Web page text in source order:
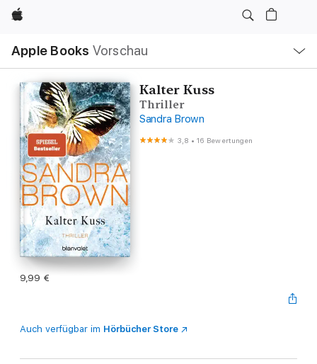
Apple
Apple Books Vorschau
Navigation
Menü
öffnen
Kalter Kuss
Thriller
Sandra Brown
3,8 •16 Bewertungen
9,99 €
Auch verfügbar im Hörbücher Store